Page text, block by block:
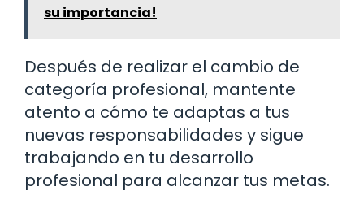
su importancia!
Después de realizar el cambio de
categoría profesional, mantente
atento a cómo te adaptas a tus
nuevas responsabilidades y sigue
trabajando en tu desarrollo
profesional para alcanzar tus metas.